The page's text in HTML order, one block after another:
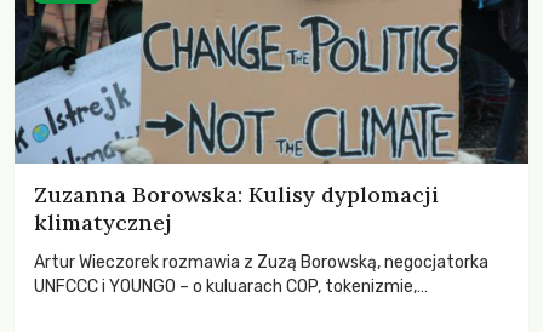
Zuzanna Borowska: Kulisy dyplomacji
klimatycznej
Artur Wieczorek rozmawia z Zuzą Borowską, negocjatorka
UNFCCC i YOUNGO – o kuluarach COP, tokenizmie,